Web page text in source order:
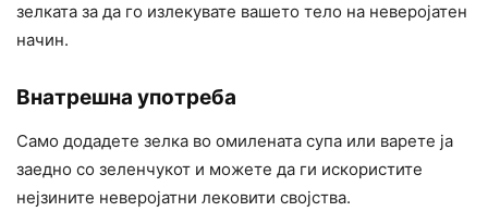
зелката за да го излекувате вашето тело на неверојатен
начин.
Внатрешна употреба
Само додадете зелка во омилената супа или варете ја
заедно со зеленчукот и можете да ги искористите
нејзините неверојатни лековити својства.